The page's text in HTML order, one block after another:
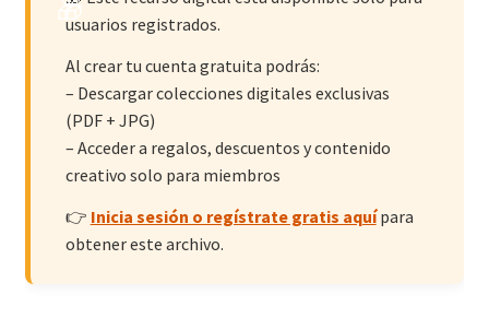
usuarios registrados.
Al crear tu cuenta gratuita podrás:
– Descargar colecciones digitales exclusivas
(PDF + JPG)
– Acceder a regalos, descuentos y contenido
creativo solo para miembros
👉 Inicia sesión o regístrate gratis aquípara
obtener este archivo.